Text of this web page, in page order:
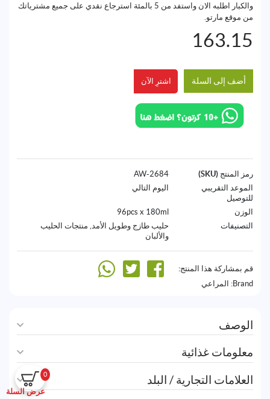
0
عرض السلة
والكبار اطلبه الان واستفد من 5 بالمئة استرجاع نقدي على جميع مشترياتك
من موقع مارتو.
163.15
أضف إلى السلة اشترِ الآن
رمز المنتج (SKU)
2684-AW
الموعد التقريبي
للتوصيل
اليوم التالي
الوزن
96pcs x 180ml
التصنيفات
حليب طازج وطويل الأمد, منتجات الحليب
والألبان
قم بمشاركة هذا المنتج:
Brand: المراعي
الوصف
معلومات غذائية
العلامات التجارية / البلد